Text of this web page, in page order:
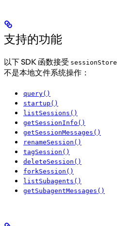
支持的功能
以下 SDK 函数接受 sessionStore
不是本地文件系统操作：
query()
startup()
listSessions()
getSessionInfo()
getSessionMessages()
renameSession()
tagSession()
deleteSession()
forkSession()
listSubagents()
getSubagentMessages()